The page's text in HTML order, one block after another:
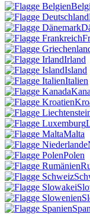
Irland
Island
Italien
Malta
Polen